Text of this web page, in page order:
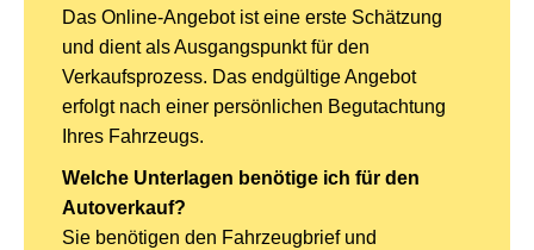
Das Online-Angebot ist eine erste Schätzung
und dient als Ausgangspunkt für den
Verkaufsprozess. Das endgültige Angebot
erfolgt nach einer persönlichen Begutachtung
Ihres Fahrzeugs.
Welche Unterlagen benötige ich für den
Autoverkauf?
Sie benötigen den Fahrzeugbrief und